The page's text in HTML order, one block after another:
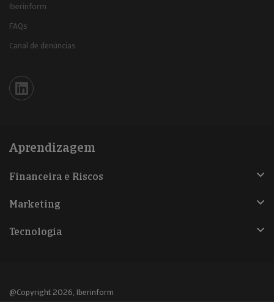
Iberinform
FAQs
Canal de denúncias
Iberinform en Linkedin
Aprendizagem
Financeira e Riscos
Marketing
Tecnologia
@Copyright 2026, Iberinform